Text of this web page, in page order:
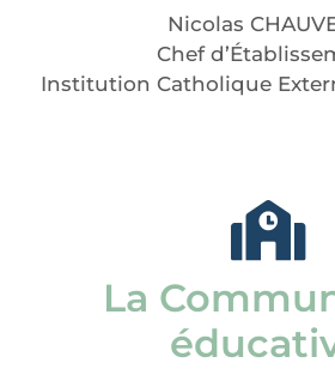
Nicolas
Chef
Institution Catholique
La